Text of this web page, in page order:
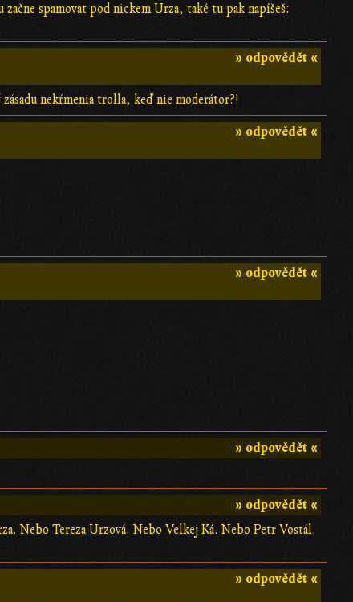
spamovat pod nickem Urza, také tu pak napíšeš:
» odpovědět «
nekŕmenia trolla, keď nie moderátor?!
» odpovědět «
» odpovědět «
» odpovědět «
» odpovědět «
Nebo Tereza Urzová. Nebo Velkej Ká. Nebo Petr Vostál.
» odpovědět «